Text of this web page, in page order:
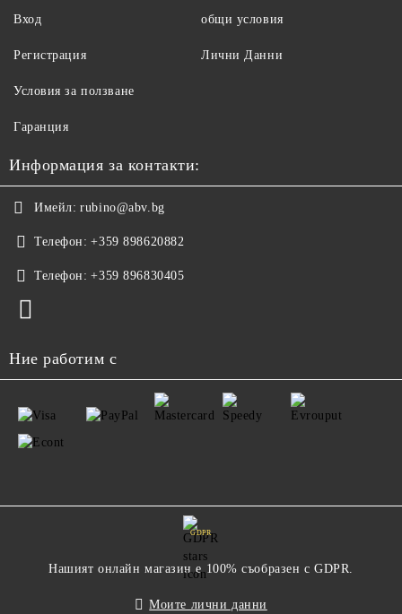
Вход
Регистрация
общи условия
Лични Данни
Условия за ползване
Гаранция
Информация за контакти:
Имейл: rubino@abv.bg
Телефон: +359 898620882
Телефон: +359 896830405
Ние работим с
GDPR
Нашият онлайн магазин е 100% съобразен с GDPR.
Моите лични данни